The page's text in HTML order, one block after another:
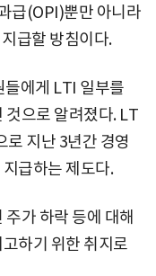
급(OPI)뿐만 아니라
급할 방침이다.
들에게 LTI 일부를
것으로 알려졌다. LT
로 지난 3년간 경영
급하는 제도다.
가 하락 등에 대해
하기 위한 취지로